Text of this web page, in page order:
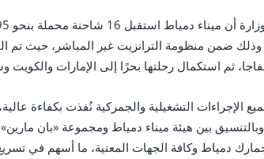
وذلك ضمن منظومة الترانزيت غير المباشر، حيث تم
ثم استكمال رحلتها بحرًا إلى الإمارات
الإجراءات التشغيلية والجمركية نُفذت بكفاءة
وبالتنسيق بين هيئة ميناء دمياط ومجموعة «بان
دمياط وكافة الجهات المعنية، ما أسهم في